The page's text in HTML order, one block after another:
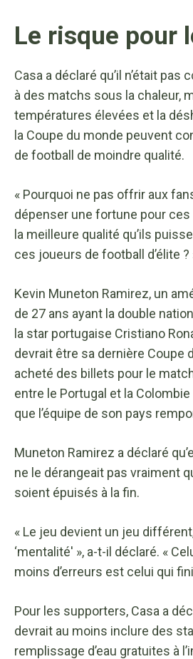
Le risque pour
Casa a déclaré qu’il n’était pas
à des matchs sous la chaleur,
températures élevées et la
la Coupe du monde peuvent
de football de moindre qualité.
« Pourquoi ne pas offrir aux
dépenser une fortune pour
la meilleure qualité qu’ils
ces joueurs de football d’élite ?
Kevin Muneton Ramirez, un
de 27 ans ayant la double
la star portugaise Cristiano
devrait être sa dernière Coupe
acheté des billets pour le
entre le Portugal et la Colombie
que l’équipe de son pays
Muneton Ramirez a déclaré
ne le dérangeait pas vraiment
soient épuisés à la fin.
« Le jeu devient un jeu
‘mentalité' », a-t-il déclaré. «
moins d’erreurs est celui qui
Pour les supporters, Casa a
devrait au moins inclure des
remplissage d’eau gratuites à